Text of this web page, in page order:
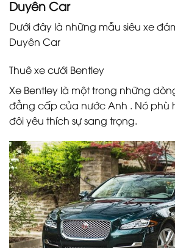
Duyên Car
Dưới đây là những mẫu siêu xe
Duyên Car
Thuê xe cưới Bentley
Xe Bentley là một trong những
đẳng cấp của nước Anh . Nó phù
đôi yêu thích sự sang trọng.